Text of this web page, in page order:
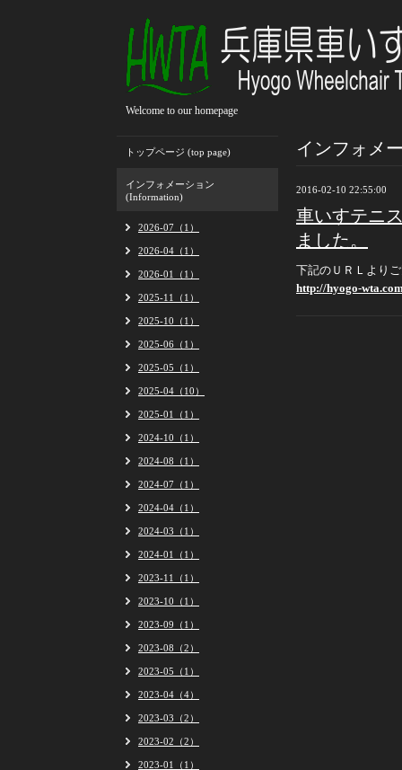
Welcome to our homepage
インフォメ
2016-02-10 22:55:00
車いすテニ
ました。
下記のＵＲＬより
http://hyogo-
トップページ (top page)
インフォメーション
(Information)
2026-07（1）
2026-04（1）
2026-01（1）
2025-11（1）
2025-10（1）
2025-06（1）
2025-05（1）
2025-04（10）
2025-01（1）
2024-10（1）
2024-08（1）
2024-07（1）
2024-04（1）
2024-03（1）
2024-01（1）
2023-11（1）
2023-10（1）
2023-09（1）
2023-08（2）
2023-05（1）
2023-04（4）
2023-03（2）
2023-02（2）
2023-01（1）